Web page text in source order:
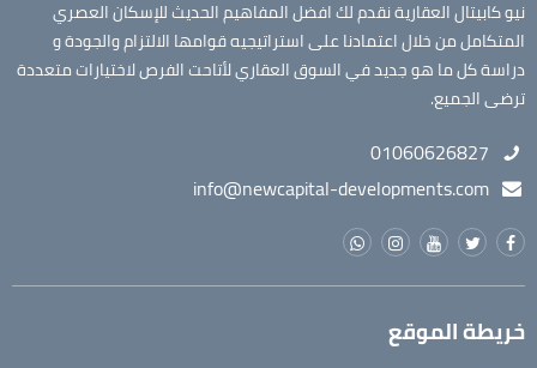
نيو كابيتال العقارية نقدم لك افضل المفاهيم الحديث للإسكان العصري
المتكامل من خلال اعتمادنا على استراتيجيه قوامها الالتزام والجودة و
دراسة كل ما هو جديد في السوق العقاري لأتاحت الفرص لاختيارات متعددة
ترضى الجميع.
01060626827
info@newcapital-developments.com
خريطة الموقع